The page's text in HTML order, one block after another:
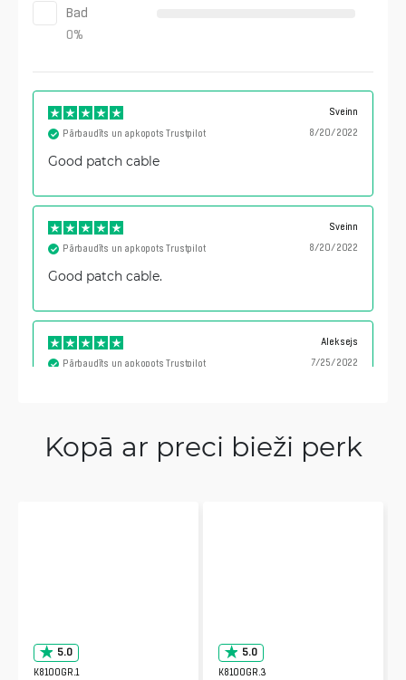
Bad
0%
Sveinn
8/20/2022
Pārbaudīts un apkopots Trustpilot
Good patch cable
Sveinn
8/20/2022
Pārbaudīts un apkopots Trustpilot
Good patch cable.
Aleksejs
7/25/2022
Pārbaudīts un apkopots Trustpilot
Kopā ar preci bieži perk
5.0
K8100GR.1
5.0
K8100GR.3